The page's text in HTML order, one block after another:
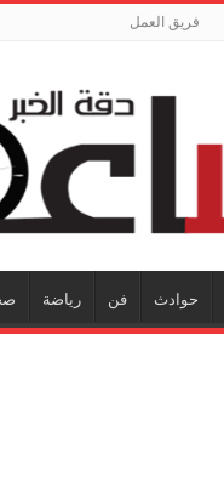
فريق العمل
حوادث فن رياضة